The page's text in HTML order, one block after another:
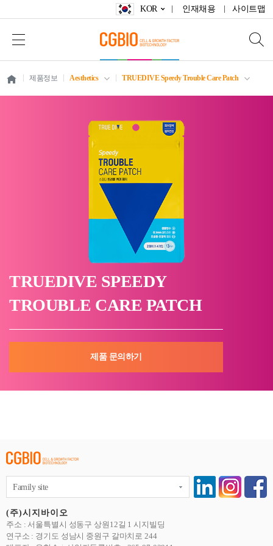
KOR 인재채용 사이트맵
제품정보 Aesthetics TRUEDIVE Speedy Trouble Care Patch
TRUEDIVE SPEEDY
TROUBLE CARE PATCH
제품 문의하기
(주)시지바이오
주소 : 서울특별시 성동구 상원12길 1 시지빌딩
연구소 : 경기도 성남시 중원구 갈마치로 244
Family site